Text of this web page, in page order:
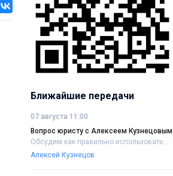
Ближайшие передачи
07 августа 11:00
Вопрос юристу с Алексеем Кузнецовым
Обсудим как правильно использовать....
Алексей Кузнецов